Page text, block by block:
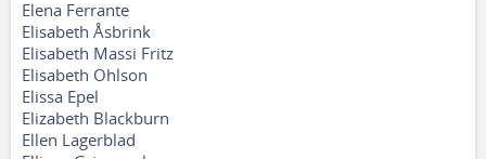
Elena Ferrante
Elisabeth Åsbrink
Elisabeth Massi Fritz
Elisabeth Ohlson
Elissa Epel
Elizabeth Blackburn
Ellen Lagerblad